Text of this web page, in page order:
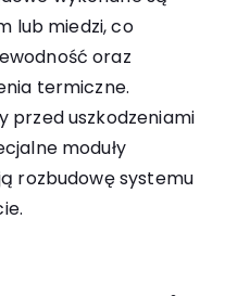
lub miedzi, co
oraz
termiczne.
przed uszkodzeniami
moduły
rozbudowę systemu